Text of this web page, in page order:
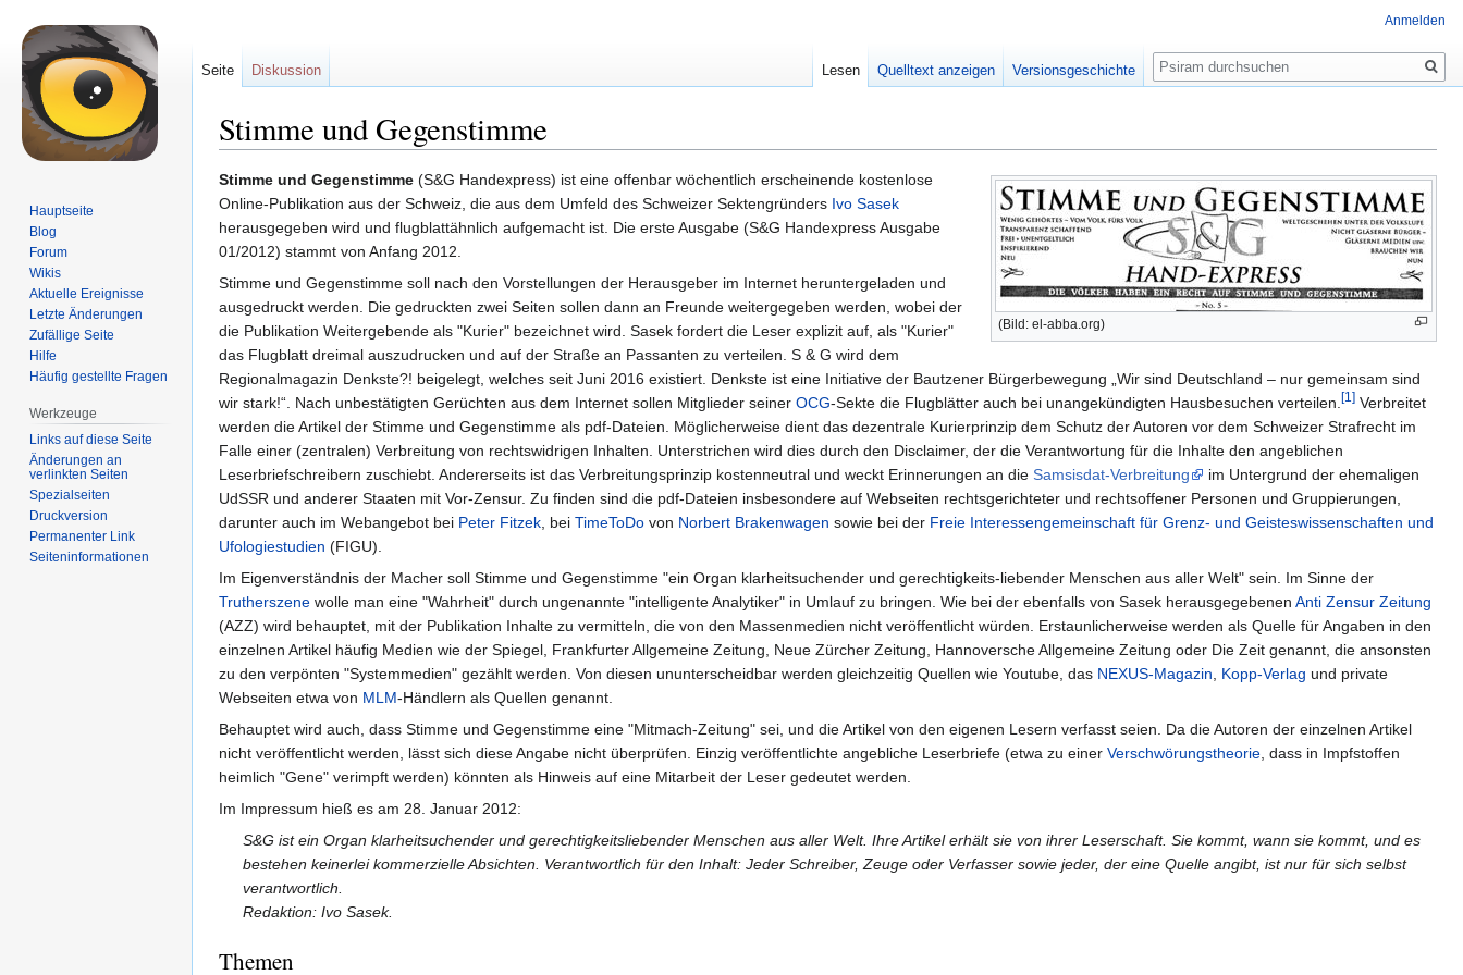
Stimme und Gegenstimme
Zur
Navigation
springen
Zur
Suche
springen
(Bild: el-abba.org)
Stimme und Gegenstimme (S&G Handexpress) ist eine offenbar wöchentlich erscheinende kostenlose
Online-Publikation aus der Schweiz, die aus dem Umfeld des Schweizer Sektengründers Ivo Sasek
herausgegeben wird und flugblattähnlich aufgemacht ist. Die erste Ausgabe (S&G Handexpress Ausgabe
01/2012) stammt von Anfang 2012.
Stimme und Gegenstimme soll nach den Vorstellungen der Herausgeber im Internet heruntergeladen und
ausgedruckt werden. Die gedruckten zwei Seiten sollen dann an Freunde weitergegeben werden, wobei der
die Publikation Weitergebende als "Kurier" bezeichnet wird. Sasek fordert die Leser explizit auf, als "Kurier"
das Flugblatt dreimal auszudrucken und auf der Straße an Passanten zu verteilen. S & G wird dem
Regionalmagazin Denkste?! beigelegt, welches seit Juni 2016 existiert. Denkste ist eine Initiative der Bautzener Bürgerbewegung „Wir sind Deutschland – nur gemeinsam sind
wir stark!“. Nach unbestätigten Gerüchten aus dem Internet sollen Mitglieder seiner OCG-Sekte die Flugblätter auch bei unangekündigten Hausbesuchen verteilen.[1] Verbreitet
werden die Artikel der Stimme und Gegenstimme als pdf-Dateien. Möglicherweise dient das dezentrale Kurierprinzip dem Schutz der Autoren vor dem Schweizer Strafrecht im
Falle einer (zentralen) Verbreitung von rechtswidrigen Inhalten. Unterstrichen wird dies durch den Disclaimer, der die Verantwortung für die Inhalte den angeblichen
Leserbriefschreibern zuschiebt. Andererseits ist das Verbreitungsprinzip kostenneutral und weckt Erinnerungen an die Samsisdat-Verbreitung
im Untergrund der ehemaligen
UdSSR und anderer Staaten mit Vor-Zensur. Zu finden sind die pdf-Dateien insbesondere auf Webseiten rechtsgerichteter und rechtsoffener Personen und Gruppierungen,
darunter auch im Webangebot bei Peter Fitzek, bei TimeToDo von Norbert Brakenwagen sowie bei der Freie Interessengemeinschaft für Grenz- und Geisteswissenschaften und
Ufologiestudien (FIGU).
Im Eigenverständnis der Macher soll Stimme und Gegenstimme "ein Organ klarheitsuchender und gerechtigkeits-liebender Menschen aus aller Welt" sein. Im Sinne der
Trutherszene wolle man eine "Wahrheit" durch ungenannte "intelligente Analytiker" in Umlauf zu bringen. Wie bei der ebenfalls von Sasek herausgegebenen Anti Zensur Zeitung
(AZZ) wird behauptet, mit der Publikation Inhalte zu vermitteln, die von den Massenmedien nicht veröffentlicht würden. Erstaunlicherweise werden als Quelle für Angaben in den
einzelnen Artikel häufig Medien wie der Spiegel, Frankfurter Allgemeine Zeitung, Neue Zürcher Zeitung, Hannoversche Allgemeine Zeitung oder Die Zeit genannt, die ansonsten
zu den verpönten "Systemmedien" gezählt werden. Von diesen ununterscheidbar werden gleichzeitig Quellen wie Youtube, das NEXUS-Magazin, Kopp-Verlag und private
Webseiten etwa von MLM-Händlern als Quellen genannt.
Behauptet wird auch, dass Stimme und Gegenstimme eine "Mitmach-Zeitung" sei, und die Artikel von den eigenen Lesern verfasst seien. Da die Autoren der einzelnen Artikel
nicht veröffentlicht werden, lässt sich diese Angabe nicht überprüfen. Einzig veröffentlichte angebliche Leserbriefe (etwa zu einer Verschwörungstheorie, dass in Impfstoffen
heimlich "Gene" verimpft werden) könnten als Hinweis auf eine Mitarbeit der Leser gedeutet werden.
Im Impressum hieß es am 28. Januar 2012:
S&G ist ein Organ klarheitsuchender und gerechtigkeitsliebender Menschen aus aller Welt. Ihre Artikel erhält sie von ihrer Leserschaft. Sie kommt, wann sie kommt, und es
bestehen keinerlei kommerzielle Absichten. Verantwortlich für den Inhalt: Jeder Schreiber, Zeuge oder Verfasser sowie jeder, der eine Quelle angibt, ist nur für sich selbst
verantwortlich.
Redaktion: Ivo Sasek.
Themen
Anmelden
Seite Diskussion Lesen Quelltext anzeigen Versionsgeschichte
Suche
Hauptseite
Blog
Forum
Wikis
Aktuelle Ereignisse
Letzte Änderungen
Zufällige Seite
Hilfe
Häufig gestellte Fragen
Werkzeuge
Links auf diese Seite
Änderungen an
verlinkten Seiten
Spezialseiten
Druckversion
Permanenter Link
Seiten­informationen